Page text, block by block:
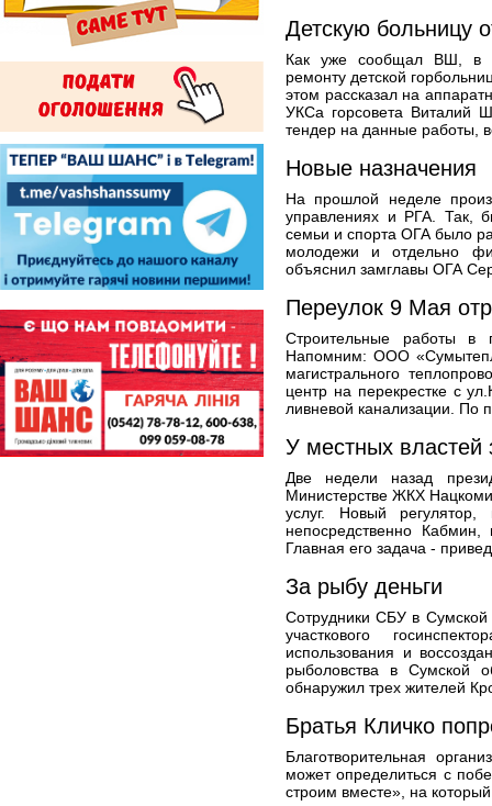
Детскую больницу
Как уже сообщал ВШ, в
ремонту детской
этом рассказал на
УКСа горсовета Виталий
тендер на данные работы,
Новые назначения
На прошлой неделе
управлениях и РГА. Так,
семьи и спорта ОГА было
молодежи и отдельно
объяснил замглавы ОГА
Переулок 9 Мая
Строительные работы в
Напомним: ООО
магистрального
центр на перекрестке с
ливневой канализации. По
У местных
Две недели назад
Министерстве ЖКХ
услуг. Новый регулятор,
непосредственно
Главная его задача -
За рыбу деньги
Сотрудники СБУ в Сумской
участкового
использования и
рыболовства в Сумской
обнаружил трех жителей
Братья Кличко
Благотворительная
может определиться с
строим вместе», на